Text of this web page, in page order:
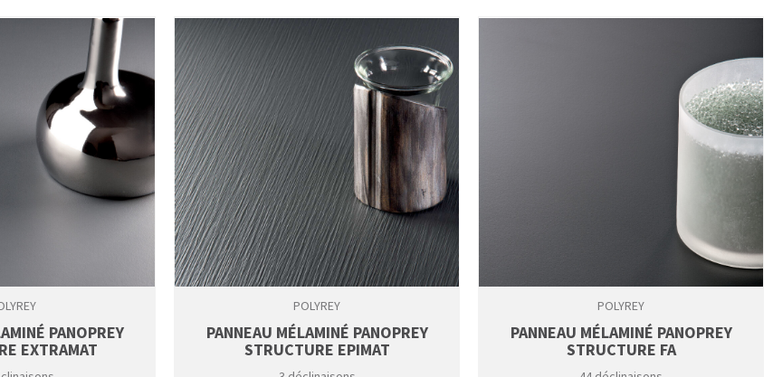
PANOPREY
EXTRAMAT
POLYREY
PANNEAU MÉLAMINÉ PANOPREY
STRUCTURE EPIMAT
POLYREY
PANNEAU MÉLAMINÉ PANOPREY
STRUCTURE FA